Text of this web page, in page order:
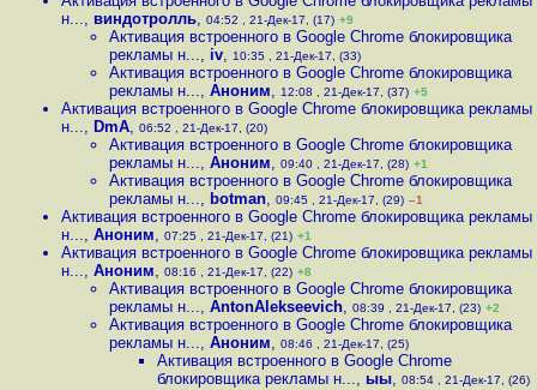
н..., виндотролль, 04:52 , 21-Дек-17, (17) +9
Активация встроенного в Google Chrome блокировщика
рекламы н..., iv, 10:35 , 21-Дек-17, (33)
Активация встроенного в Google Chrome блокировщика
рекламы н..., Аноним, 12:08 , 21-Дек-17, (37) +5
Активация встроенного в Google Chrome блокировщика рекламы
н..., DmA, 06:52 , 21-Дек-17, (20)
Активация встроенного в Google Chrome блокировщика
рекламы н..., Аноним, 09:40 , 21-Дек-17, (28) +1
Активация встроенного в Google Chrome блокировщика
рекламы н..., botman, 09:45 , 21-Дек-17, (29) –1
Активация встроенного в Google Chrome блокировщика рекламы
н..., Аноним, 07:25 , 21-Дек-17, (21) +1
Активация встроенного в Google Chrome блокировщика рекламы
н..., Аноним, 08:16 , 21-Дек-17, (22) +8
Активация встроенного в Google Chrome блокировщика
рекламы н..., AntonAlekseevich, 08:39 , 21-Дек-17, (23) +2
Активация встроенного в Google Chrome блокировщика
рекламы н..., Аноним, 08:46 , 21-Дек-17, (25)
Активация встроенного в Google Chrome
блокировщика рекламы н..., ыы, 08:54 , 21-Дек-17, (26)